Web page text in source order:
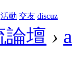
活動 交友 discuz
論壇 ›